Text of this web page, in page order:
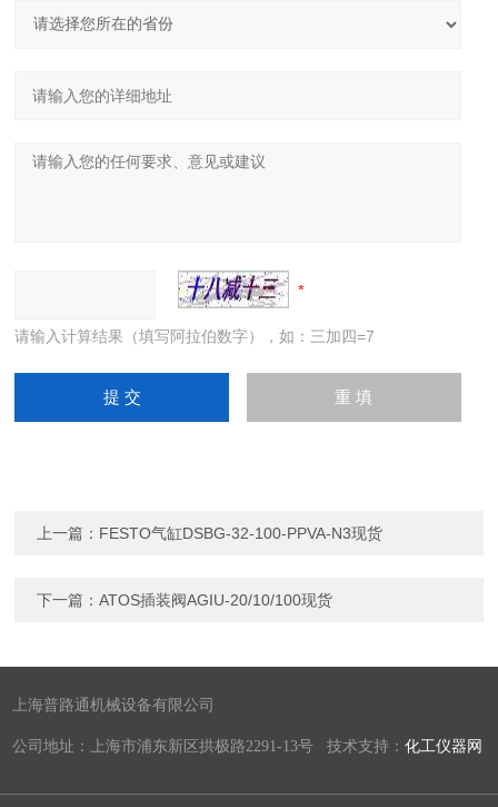
请输入计算结果（填写阿拉伯数字），如：三加四=7
上一篇： FESTO气缸DSBG-32-100-PPVA-N3现货
下一篇：ATOS插装阀AGIU-20/10/100现货
上海普路通机械设备有限公司
公司地址：上海市浦东新区拱极路2291-13号 技术支持：化工仪器网